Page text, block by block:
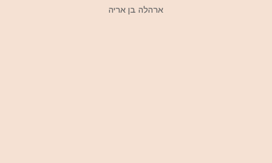
ארהלה בן אריה